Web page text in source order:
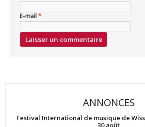
E-mail*
ANNONCES
Festival International de musique de
30 août